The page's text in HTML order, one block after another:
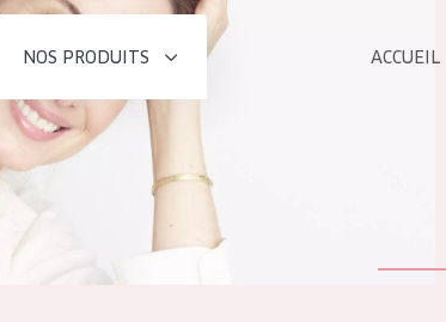
NOS PRODUITS
TYPE DE PRODUIT
Crème de Jour
ACCUEIL